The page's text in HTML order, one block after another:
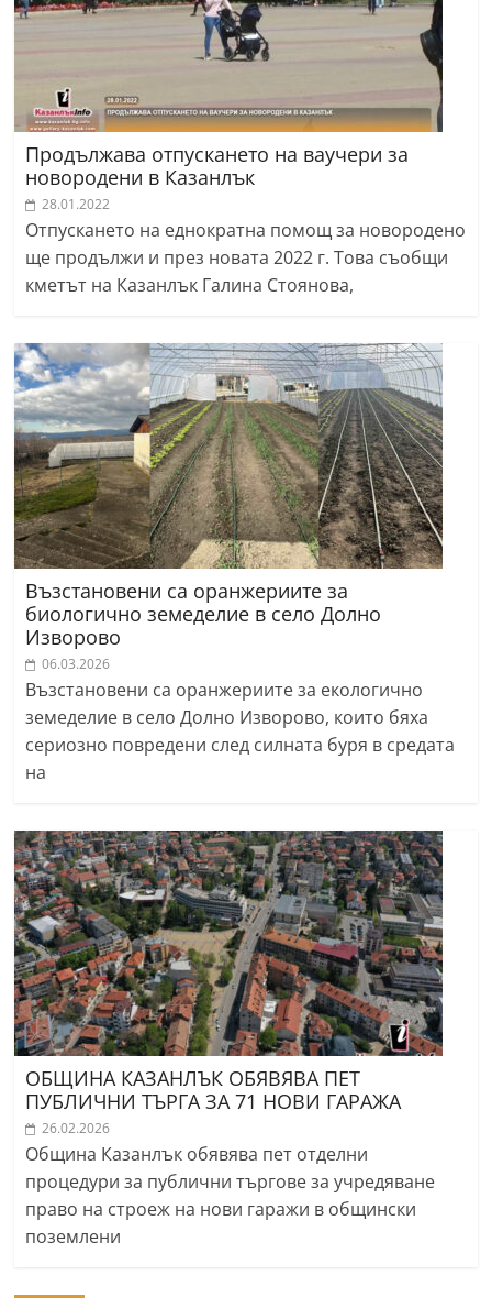
Продължава отпускането на ваучери за
новородени в Казанлък
28.01.2022
Отпускането на еднократна помощ за новородено
ще продължи и през новата 2022 г. Това съобщи
кметът на Казанлък Галина Стоянова,
Възстановени са оранжериите за
биологично земеделие в село Долно
Изворово
06.03.2026
Възстановени са оранжериите за екологично
земеделие в село Долно Изворово, които бяха
сериозно повредени след силната буря в средата
на
ОБЩИНА КАЗАНЛЪК ОБЯВЯВА ПЕТ
ПУБЛИЧНИ ТЪРГА ЗА 71 НОВИ ГАРАЖА
26.02.2026
Община Казанлък обявява пет отделни
процедури за публични търгове за учредяване
право на строеж на нови гаражи в общински
поземлени